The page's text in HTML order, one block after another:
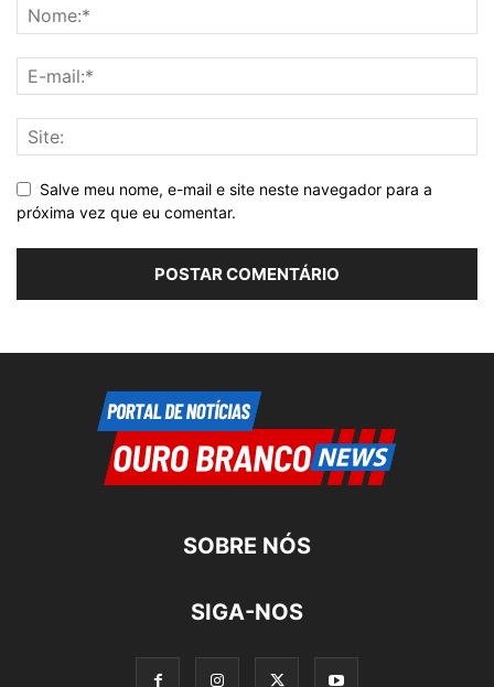
Salve meu nome, e-mail e site neste navegador para a
próxima vez que eu comentar.
SOBRE NÓS
SIGA-NOS